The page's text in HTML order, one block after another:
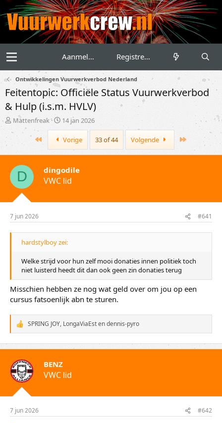
Aanmelden Registreren
Ontwikkelingen Vuurwerkverbod Nederland
Feitentopic: Officiële Status Vuurwerkverbod
& Hulp (i.s.m. HVLV)
T
c
a
t
r
Mattenfreak
S
t
a
t
a
t
m
14 jan 2026
Vorige 33 of 44 Volgende
D dingodile
VWC lid
7 jun 2026 #641
hardstylboy zei:
Welke strijd voor hun zelf mooi donaties innen politiek toch
niet luisterd heedt dit dan ook geen zin donaties terug
Misschien hebben ze nog wat geld over om jou op een
cursus fatsoenlijk abn te sturen.
W
a
a
r
d
e
r
i
n
e
n
SPRING JOY, LongaViaEstendennis-pyro
BENZ
VWC lid
7 jun 2026 #642